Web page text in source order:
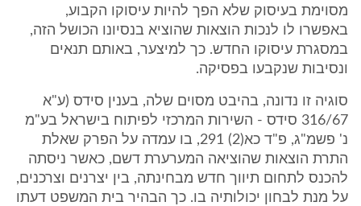
מסוימת בעיסוק שלא הפך להיות עיסוקו הקבוע,
באפשרו לו לנכות הוצאות שהוציא בנסיונו הכושל הזה,
במסגרת עיסוקו החדש. כך למיצער, באותם תנאים
ונסיבות שנקבעו בפסיקה.
סוגיה זו נדונה, בהיבט מסוים שלה, בענין סידס (ע"א
316/67 סידס - השירות המרכזי לפיתוח בישראל בע"מ
נ' פשמ"ג, פ"ד כא(2) 291, בו עמדה על הפרק שאלת
התרת הוצאות שהוציאה המערערת דשם, כאשר ניסתה
להכנס לתחום תיווך חדש מבחינתה, בין יצרנים וצרכנים,
על מנת לבחון יכולותיה בו. כך הבהיר בית המשפט דעתו